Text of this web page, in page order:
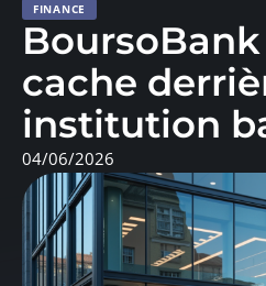
FINANCE
cache
institution
04/06/2026